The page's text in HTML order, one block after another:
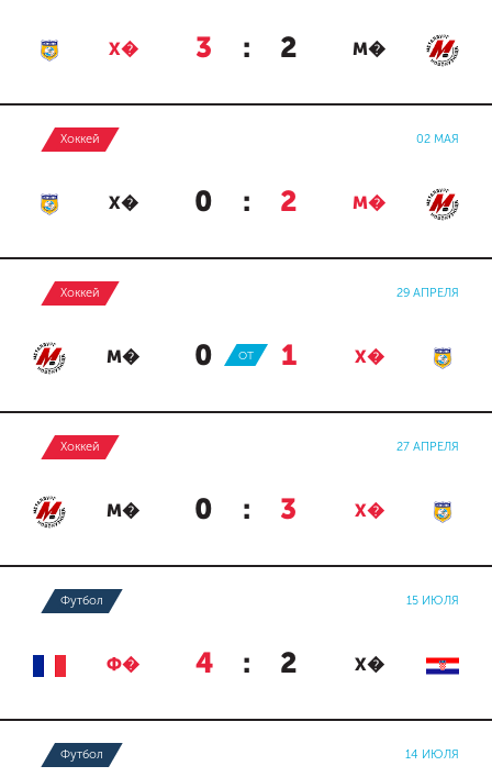
Х� 3 : 2 М�
Хоккей 02 МАЯ
Х� 0 : 2 М�
Хоккей 29 АПРЕЛЯ
М� 0 : 1 Х�
ОТ
Хоккей 27 АПРЕЛЯ
М� 0 : 3 Х�
Футбол 15 ИЮЛЯ
Ф� 4 : 2 Х�
Футбол 14 ИЮЛЯ